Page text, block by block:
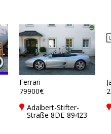
Ferrari
79900€
Adalbert-Stifter-
Straße 8DE-89423